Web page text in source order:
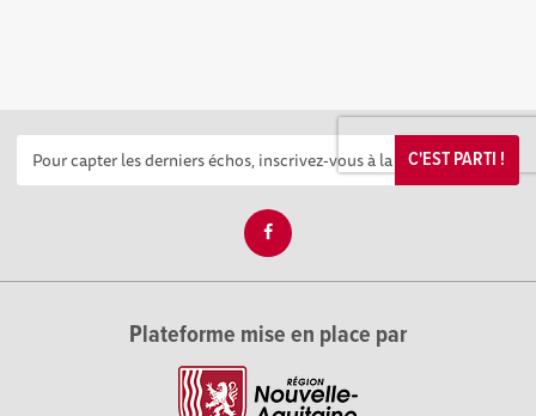
C'EST PARTI !
Plateforme mise en place par